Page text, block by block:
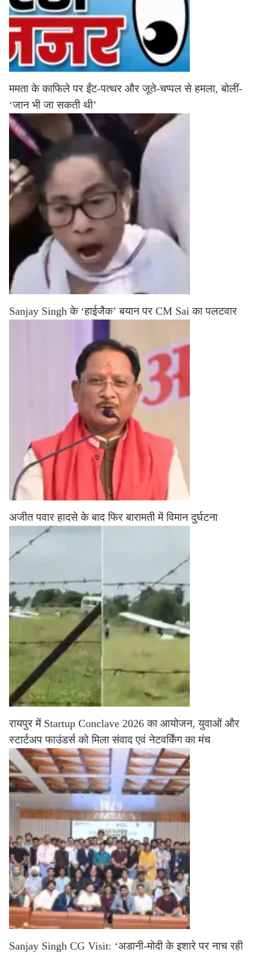
ममता के काफिले पर ईंट-पत्थर और जूते-चप्पल से हमला, बोलीं-
‘जान भी जा सकती थी’
Sanjay Singh के ‘हाईजैक’ बयान पर CM Sai का पलटवार
अजीत पवार हादसे के बाद फिर बारामती में विमान दुर्घटना
रायपुर में Startup Conclave 2026 का आयोजन, युवाओं और
स्टार्टअप फाउंडर्स को मिला संवाद एवं नेटवर्किंग का मंच
Sanjay Singh CG Visit: ‘अडानी-मोदी के इशारे पर नाच रही